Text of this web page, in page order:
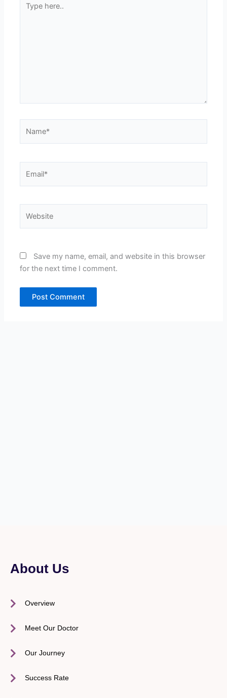
here..
Save my name, email, and website in this browser
for the next time I comment.
About Us
Overview
Meet Our Doctor
Our Journey
Success Rate